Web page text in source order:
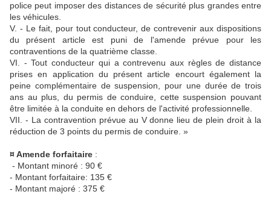
police peut imposer des distances de sécurité plus grandes entre
les véhicules.
V. - Le fait, pour tout conducteur, de contrevenir aux dispositions
du présent article est puni de l'amende prévue pour les
contraventions de la quatrième classe.
VI. - Tout conducteur qui a contrevenu aux règles de distance
prises en application du présent article encourt également la
peine complémentaire de suspension, pour une durée de trois
ans au plus, du permis de conduire, cette suspension pouvant
être limitée à la conduite en dehors de l'activité professionnelle.
VII. - La contravention prévue au V donne lieu de plein droit à la
réduction de 3 points du permis de conduire. »
¤ Amende forfaitaire :
- Montant minoré : 90 €
- Montant forfaitaire: 135 €
- Montant majoré : 375 €